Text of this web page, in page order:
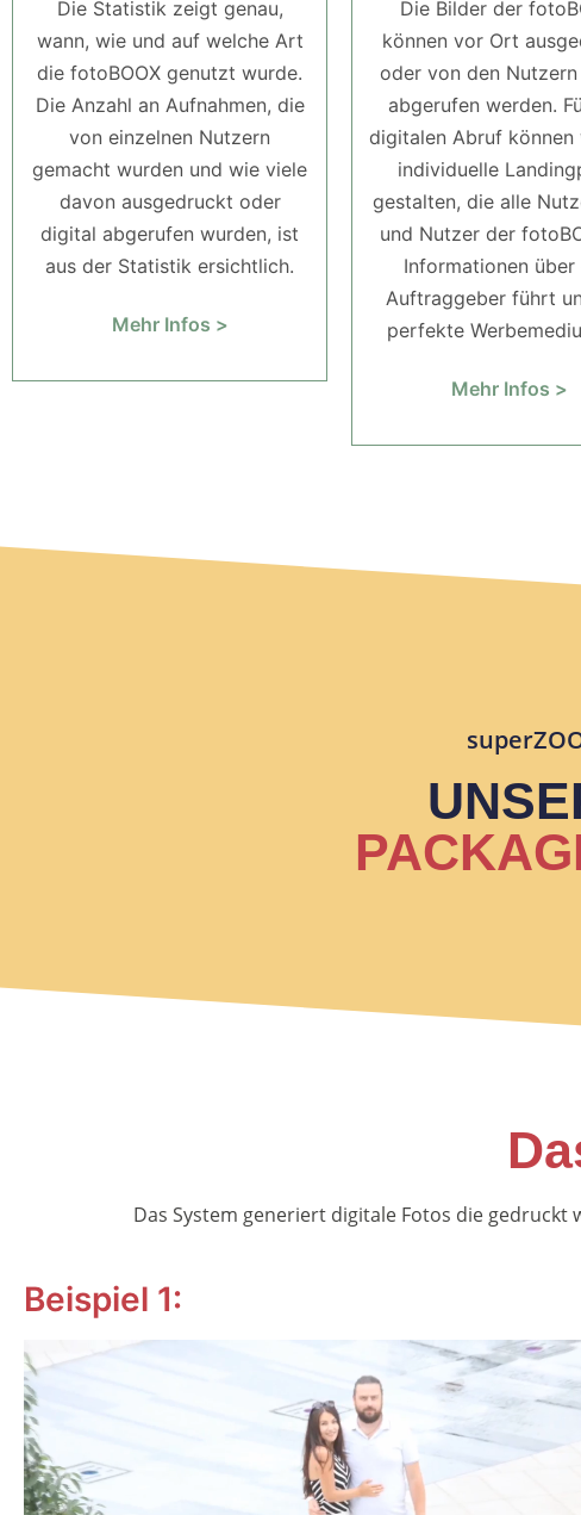
Die Statistik zeigt genau,
wann, wie und auf welche Art
die fotoBOOX genutzt wurde.
Die Anzahl an Aufnahmen, die
von einzelnen Nutzern
gemacht wurden und wie viele
davon ausgedruckt oder
digital abgerufen wurden, ist
aus der Statistik ersichtlich.
Mehr Infos >
Die Bilder der
können vor Ort
oder von den
abgerufen werden.
digitalen Abruf können
individuelle
gestalten, die alle
und Nutzer der
Informationen über
Auftraggeber führt
perfekte
Mehr Infos >
Das System generiert digitale Fotos die
Beispiel 1: